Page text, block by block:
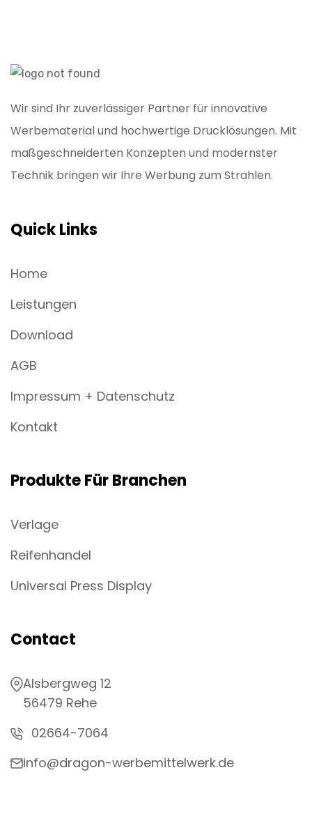
Wir sind Ihr zuverlässiger Partner für innovative
Werbematerial und hochwertige Drucklösungen. Mit
maßgeschneiderten Konzepten und modernster
Technik bringen wir Ihre Werbung zum Strahlen.
Quick Links
Home
Leistungen
Download
AGB
Impressum + Datenschutz
Kontakt
Produkte Für Branchen
Verlage
Reifenhandel
Universal Press Display
Contact
Alsbergweg 12
56479 Rehe
02664-7064
info@dragon-werbemittelwerk.de